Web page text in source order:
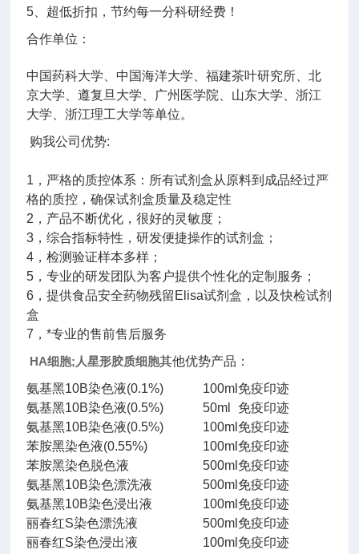
5、超低折扣，节约每一分科研经费！
合作单位：
中国药科大学、中国海洋大学、福建茶叶研究所、北
京大学、遵复旦大学、广州医学院、山东大学、浙江
大学、浙江理工大学等单位。
购我公司优势:
1，严格的质控体系：所有试剂盒从原料到成品经过严
格的质控，确保试剂盒质量及稳定性
2，产品不断优化，很好的灵敏度；
3，综合指标特性，研发便捷操作的试剂盒；
4，检测验证样本多样；
5，专业的研发团队为客户提供个性化的定制服务；
6，提供食品安全药物残留Elisa试剂盒，以及快检试剂
盒
7，*专业的售前售后服务
HA细胞;人星形胶质细胞其他优势产品：
氨基黑10B染色液(0.1%)
100ml 免疫印迹
氨基黑10B染色液(0.5%)
50ml
免疫印迹
氨基黑10B染色液(0.5%)
100ml 免疫印迹
苯胺黑染色液(0.55%)
100ml 免疫印迹
苯胺黑染色脱色液
500ml 免疫印迹
氨基黑10B染色漂洗液
500ml 免疫印迹
氨基黑10B染色浸出液
100ml 免疫印迹
丽春红S染色漂洗液
500ml 免疫印迹
丽春红S染色浸出液
100ml 免疫印迹